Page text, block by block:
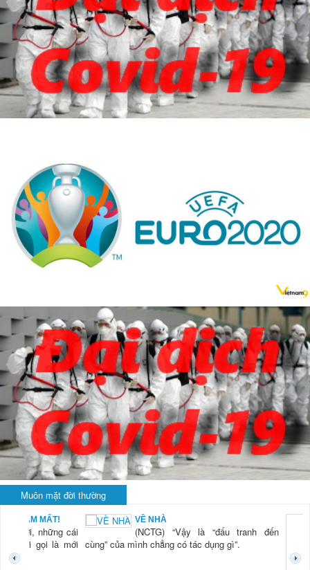
Muôn mặt đời thường
MẤT!
những cái
gọi là mới
VỀ NHÀ
(NCTG) “Vậy là “đấu tranh đến
cùng” của mình chẳng có tác dụng gì”.